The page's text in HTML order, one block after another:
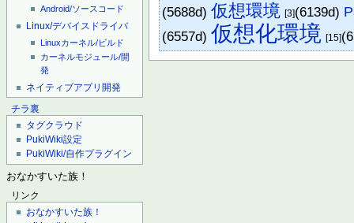
Android/ソースコード
Linux/デバイスドライバ
Linuxカーネル/ビルド
カーネルモジュール/開
発
ネイティブアプリ開発
チラ裏
タグクラウド
PukiWiki設定
PukiWiki/自作プラグイン
おなかすいた族！
リンク
おなかすいた族！
(5688d)仮想環境 [3](6139d)
(6557d)仮想化環境 [15]